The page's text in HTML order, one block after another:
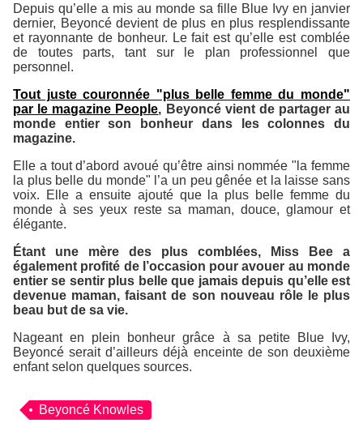
Depuis qu’elle a mis au monde sa fille Blue Ivy en janvier
dernier, Beyoncé devient de plus en plus resplendissante
et rayonnante de bonheur. Le fait est qu’elle est comblée
de toutes parts, tant sur le plan professionnel que
personnel.
Tout juste couronnée "plus belle femme du monde"
par le magazine People, Beyoncé vient de partager au
monde entier son bonheur dans les colonnes du
magazine.
Elle a tout d’abord avoué qu’être ainsi nommée "la femme
la plus belle du monde" l’a un peu gênée et la laisse sans
voix. Elle a ensuite ajouté que la plus belle femme du
monde à ses yeux reste sa maman, douce, glamour et
élégante.
Étant une mère des plus comblées, Miss Bee a
également profité de l’occasion pour avouer au monde
entier se sentir plus belle que jamais depuis qu’elle est
devenue maman, faisant de son nouveau rôle le plus
beau but de sa vie.
Nageant en plein bonheur grâce à sa petite Blue Ivy,
Beyoncé serait d’ailleurs déjà enceinte de son deuxième
enfant selon quelques sources.
Beyoncé Knowles